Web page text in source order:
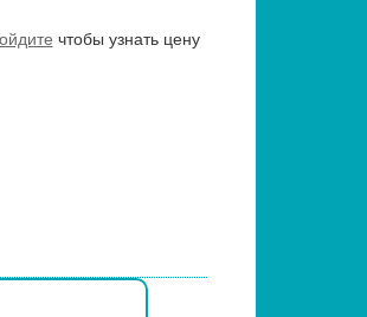
чтобы узнать цену